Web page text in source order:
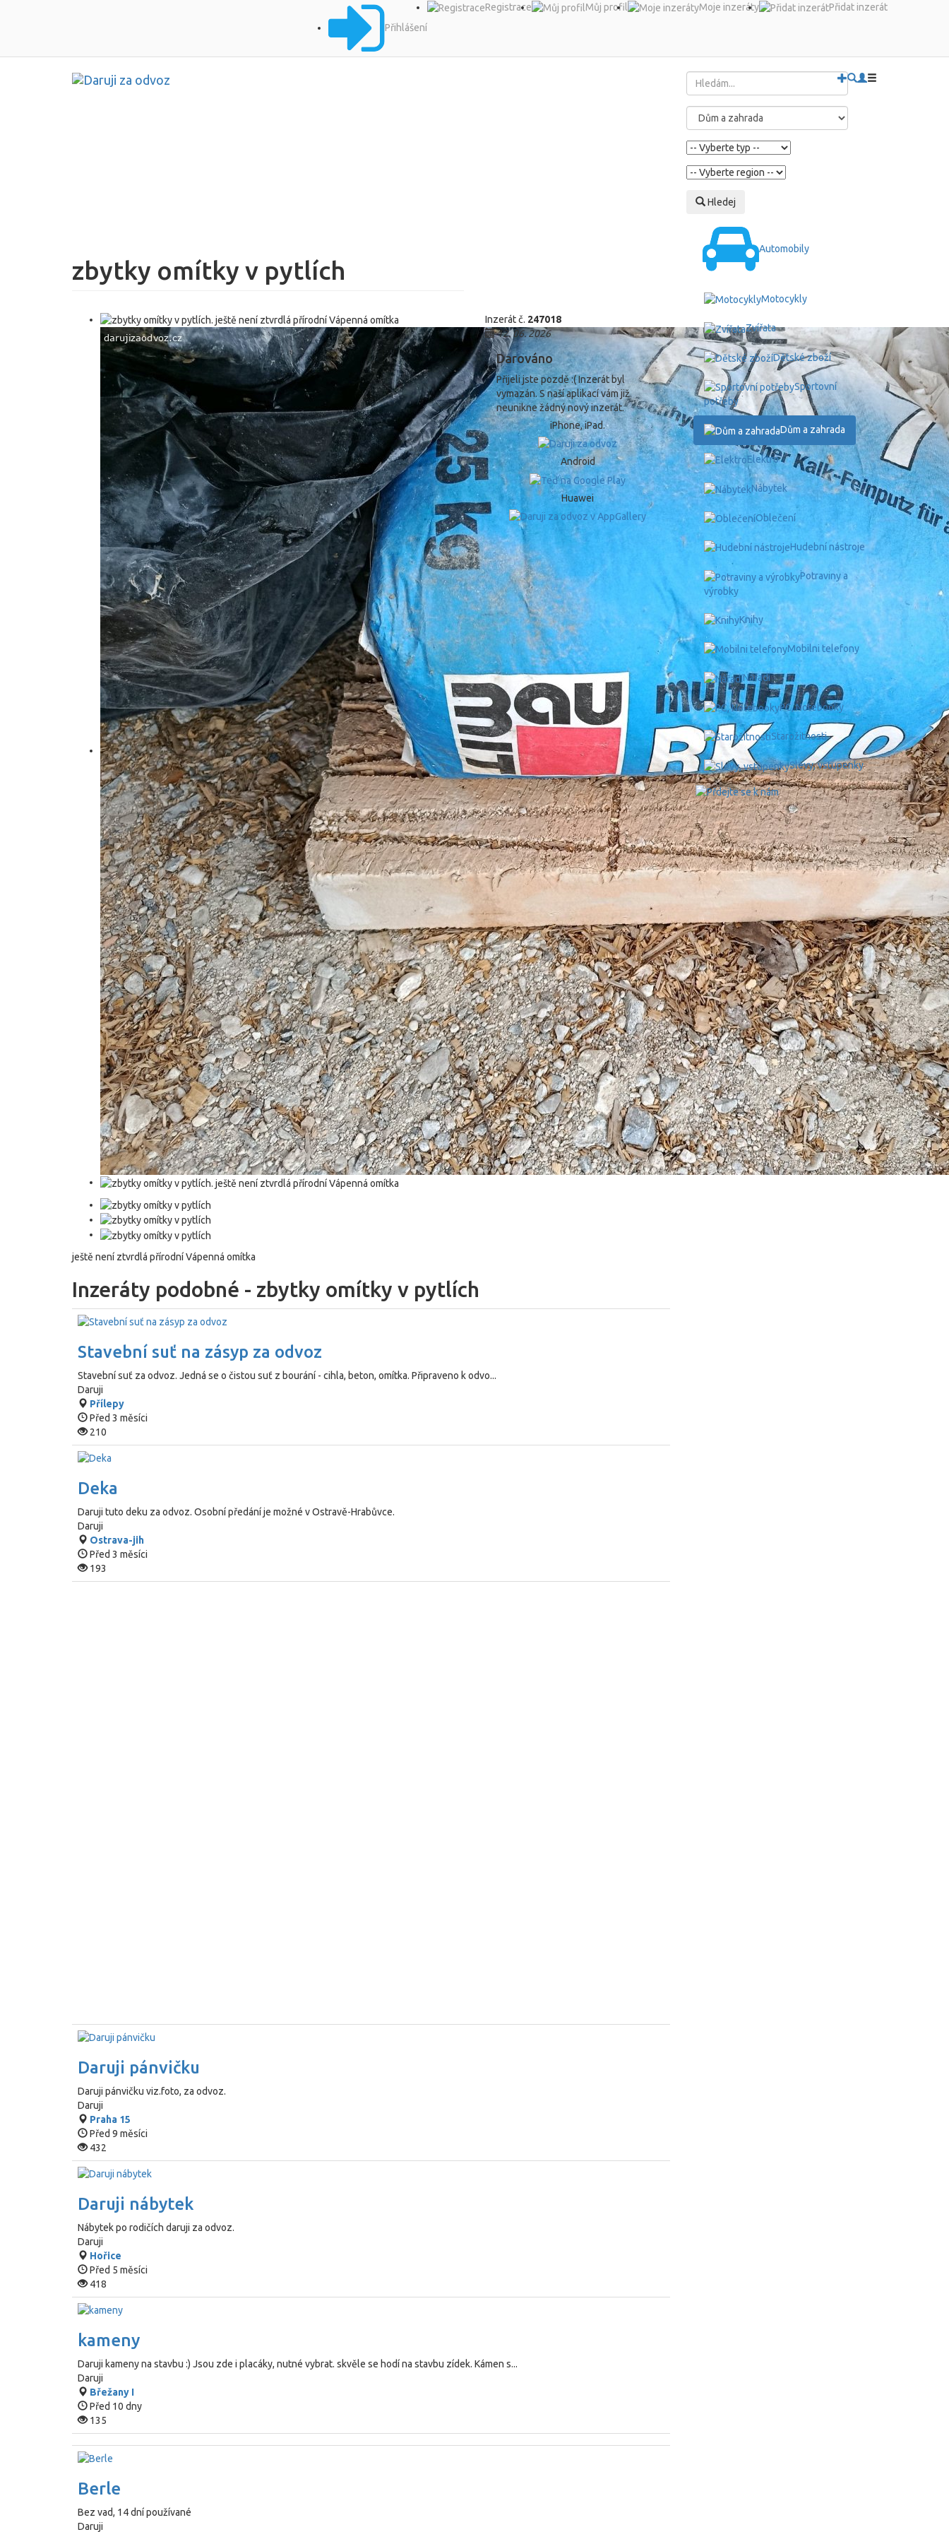
Přihlášení
Registrace Můj profil Moje inzeráty Přidat inzerát
Hledej
zbytky omítky v pytlích
ještě není ztvrdlá přírodní Vápenná omítka
Inzerát č. 247018
12. 06. 2026
×
Darováno
Přijeli jste pozdě :( Inzerát byl
vymazán. S naší aplikací vám již
neunikne žádný nový inzerát.
iPhone, iPad.
Android
Huawei
Inzeráty podobné - zbytky omítky v pytlích
Stavební suť na zásyp za odvoz
Stavební suť za odvoz. Jedná se o čistou suť z bourání - cihla, beton, omítka. Připraveno k odvo...
Daruji
Přílepy
Před 3 měsíci
210
Deka
Daruji tuto deku za odvoz. Osobní předání je možné v Ostravě-Hrabůvce.
Daruji
Ostrava-jih
Před 3 měsíci
193
Daruji pánvičku
Daruji pánvičku viz.foto, za odvoz.
Daruji
Praha 15
Před 9 měsíci
432
Daruji nábytek
Nábytek po rodičích daruji za odvoz.
Daruji
Hořice
Před 5 měsíci
418
kameny
Daruji kameny na stavbu :) Jsou zde i placáky, nutné vybrat. skvěle se hodí na stavbu zídek. Kámen s...
Daruji
Břežany I
Před 10 dny
135
Berle
Bez vad, 14 dní používané
Daruji
Automobily
Motocykly
Zvířata
Dětské zboží
Sportovní
potřeby
Dům a zahrada
Elektro
Nábytek
Oblečení
Hudební nástroje
Potraviny a
výrobky
Knihy
Mobilni telefony
Nářadí
PC, Notebooky
Starožitnosti
Slevy, vstupenky